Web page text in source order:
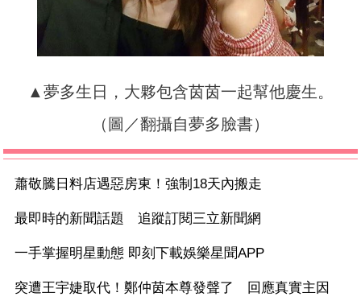
▲夢多生日，大夥包含茵茵一起幫他慶生。
（圖／翻攝自夢多臉書）
蕭敬騰日料店遇惡房東！強制18天內搬走
最即時的新聞話題 追蹤訂閱三立新聞網
一手掌握明星動態 即刻下載娛樂星聞APP
突遭王宇婕取代！鄭仲茵本尊發聲了 回應真實主因